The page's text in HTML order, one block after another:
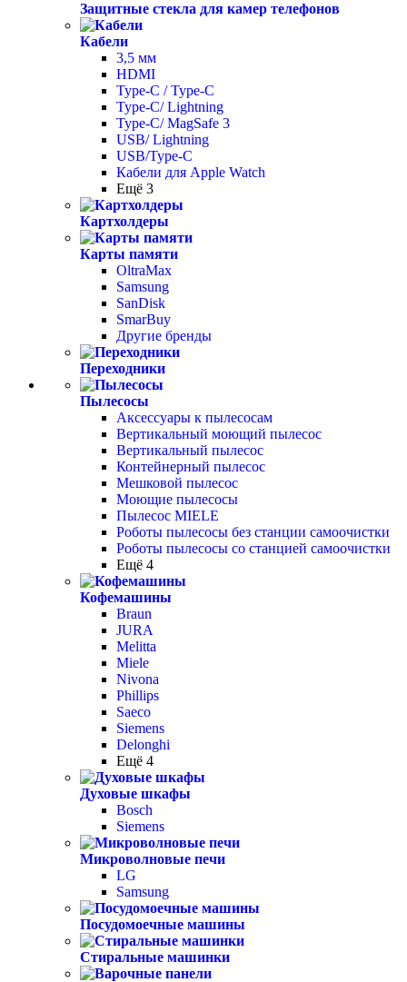
Защитные стекла для камер телефонов
Кабели
3,5 мм
HDMI
Type-C / Type-C
Type-C/ Lightning
Type-C/ MagSafe 3
USB/ Lightning
USB/Type-C
Кабели для Apple Watch
Ещё 3
Картхолдеры
Карты памяти
OltraMax
Samsung
SanDisk
SmarBuy
Другие бренды
Переходники
Пылесосы
Аксессуары к пылесосам
Вертикальный моющий пылесос
Вертикальный пылесос
Контейнерный пылесос
Мешковой пылесос
Моющие пылесосы
Пылесос MIELE
Роботы пылесосы без станции самоочистки
Роботы пылесосы со станцией самоочистки
Ещё 4
Кофемашины
Braun
JURA
Melitta
Miele
Nivona
Phillips
Saeco
Siemens
Delonghi
Ещё 4
Духовые шкафы
Bosch
Siemens
Микроволновые печи
LG
Samsung
Посудомоечные машины
Стиральные машинки